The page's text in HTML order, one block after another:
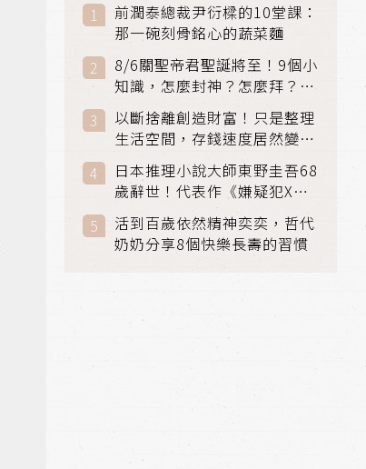
前潤泰總裁尹衍樑的10堂課：
那一碗刻骨銘心的蔬菜麵
8/6關聖帝君聖誕將至！9個小
知識，怎麼封神？怎麼拜？該
拜哪個關帝？
以斷捨離創造財富！只是整理
生活空間，存錢速度居然變快
日本推理小說大師東野圭吾68
歲辭世！代表作《嫌疑犯X的
獻身》《解憂雜貨店》獲獎無
數
活到百歲依然精神奕奕，哲代
奶奶分享8個快樂長壽的習慣